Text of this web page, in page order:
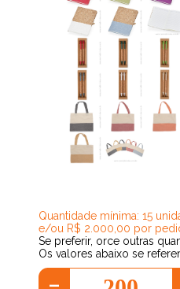
Quantidade mínima: 15
e/ou R$ 2.000,00 por
Se preferir, orce outras
Os valores abaixo se